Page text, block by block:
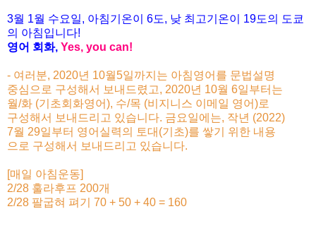
3월 1월 수요일, 아침기온이 6도, 낮 최고기온이 19도의 도쿄
의 아침입니다!
영어 회화, Yes, you can!
- 여러분, 2020년 10월5일까지는 아침영어를 문법설명
중심으로 구성해서 보내드렸고, 2020년 10월 6일부터는
월/화 (기초회화영어), 수/목 (비지니스 이메일 영어)로
구성해서 보내드리고 있습니다. 금요일에는, 작년 (2022)
7월 29일부터 영어실력의 토대(기초)를 쌓기 위한 내용
으로 구성해서 보내드리고 있습니다.
[매일 아침운동]
2/28 훌라후프 200개
2/28 팔굽혀 펴기 70 + 50 + 40 = 160